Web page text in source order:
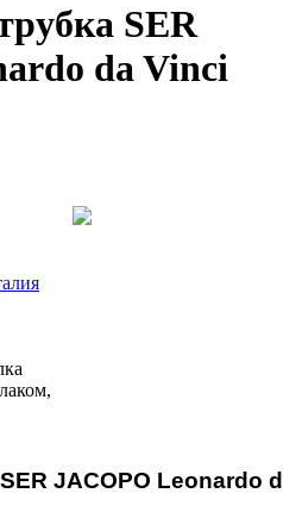
SER
da Vinci
JACOPO Leonardo